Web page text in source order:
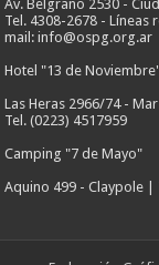
Av. Belgrano 2530 -
Tel. 4308-2678 - Líneas
mail: info@ospg.org.ar
Hotel "13 de
Las Heras 2966/74 -
Tel. (0223) 4517959
Camping "7 de Mayo"
Aquino 499 - Claypole |